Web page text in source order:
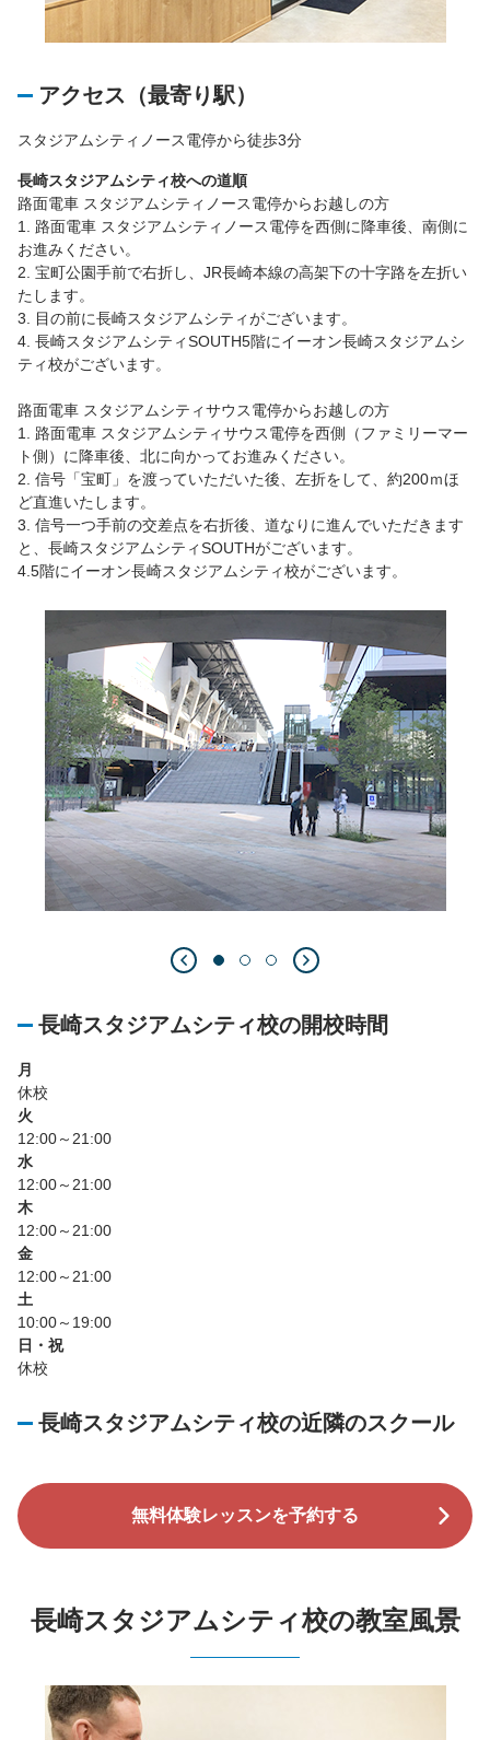
アクセス（最寄り駅）
スタジアムシティノース電停から徒歩3分
長崎スタジアムシティ校への道順
路面電車 スタジアムシティノース電停からお越しの方
1. 路面電車 スタジアムシティノース電停を西側に降車後、南側に
お進みください。
2. 宝町公園手前で右折し、JR長崎本線の高架下の十字路を左折い
たします。
3. 目の前に長崎スタジアムシティがございます。
4. 長崎スタジアムシティSOUTH5階にイーオン長崎スタジアムシ
ティ校がございます。
路面電車 スタジアムシティサウス電停からお越しの方
1. 路面電車 スタジアムシティサウス電停を西側（ファミリーマー
ト側）に降車後、北に向かってお進みください。
2. 信号「宝町」を渡っていただいた後、左折をして、約200ｍほ
ど直進いたします。
3. 信号一つ手前の交差点を右折後、道なりに進んでいただきます
と、長崎スタジアムシティSOUTHがございます。
4.5階にイーオン長崎スタジアムシティ校がございます。
長崎スタジアムシティ校の開校時間
月
休校
火
12:00～21:00
水
12:00～21:00
木
12:00～21:00
金
12:00～21:00
土
10:00～19:00
日・祝
休校
長崎スタジアムシティ校の近隣のスクール
無料体験レッスンを予約する
長崎スタジアムシティ校の教室風景